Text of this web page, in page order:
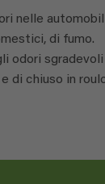
nelle
di fumo.
odori sgradevoli
di chiuso in